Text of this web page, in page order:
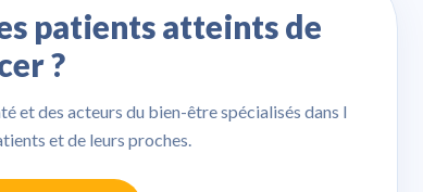
patients atteints de
?
et des acteurs du bien-être spécialisés dans l
et de leurs proches.